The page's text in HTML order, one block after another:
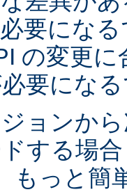
要にな
の変更
要にな
ョンか
する場
もっと簡